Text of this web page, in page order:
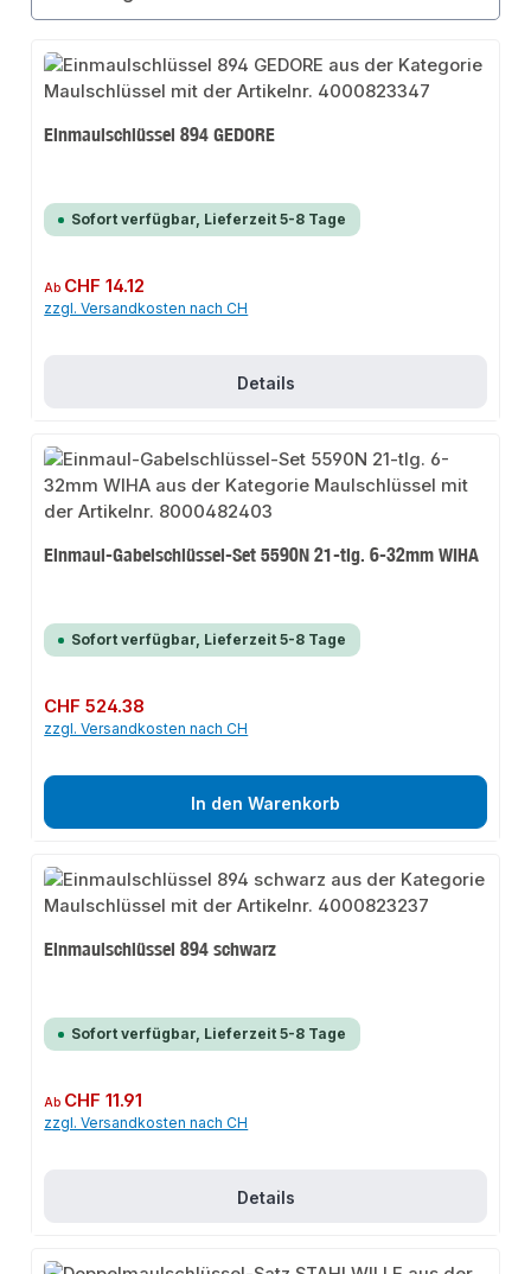
Einmaulschlüssel 894 GEDORE
Sofort verfügbar, Lieferzeit 5-8 Tage
Regulärer Preis:
Ab CHF 14.12
zzgl. Versandkosten nach CH
Details
Einmaul-Gabelschlüssel-Set 5590N 21-tlg. 6-32mm WIHA
Sofort verfügbar, Lieferzeit 5-8 Tage
Regulärer Preis:
CHF 524.38
zzgl. Versandkosten nach CH
In den Warenkorb
Einmaulschlüssel 894 schwarz
Sofort verfügbar, Lieferzeit 5-8 Tage
Regulärer Preis:
Ab CHF 11.91
zzgl. Versandkosten nach CH
Details